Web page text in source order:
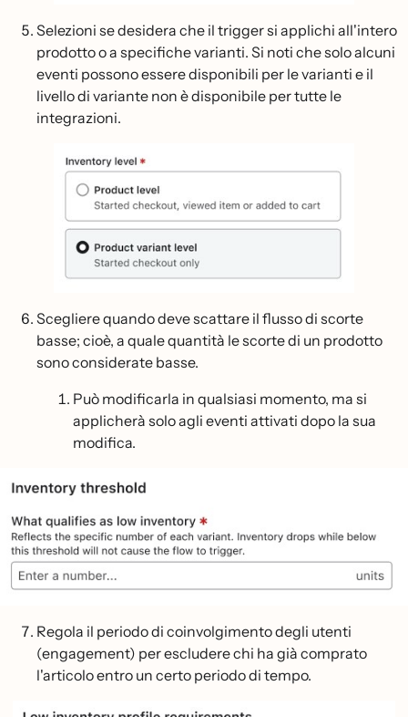
Selezioni se desidera che il trigger si applichi all'intero
prodotto o a specifiche varianti. Si noti che solo alcuni
eventi possono essere disponibili per le varianti e il
livello di variante non è disponibile per tutte le
integrazioni.
Scegliere quando deve scattare il flusso di scorte
basse; cioè, a quale quantità le scorte di un prodotto
sono considerate basse.
Può modificarla in qualsiasi momento, ma si
applicherà solo agli eventi attivati dopo la sua
modifica.
Regola il periodo di coinvolgimento degli utenti
(engagement) per escludere chi ha già comprato
l'articolo entro un certo periodo di tempo.